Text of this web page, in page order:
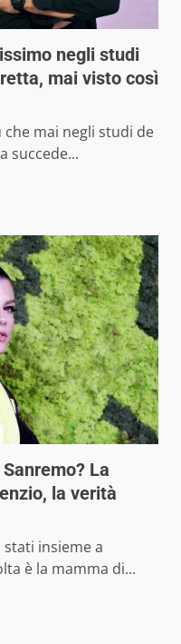
negli studi
mai visto così
mai negli studi de
succede...
La
la verità
insieme a
è la mamma di...